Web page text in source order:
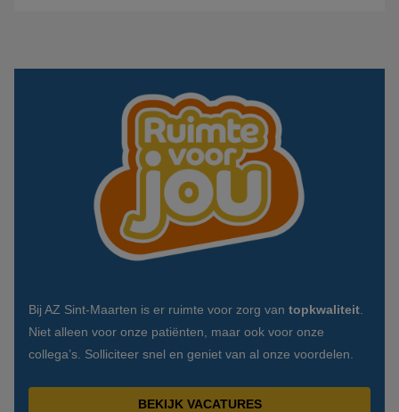
Bij AZ Sint-Maarten is er ruimte voor zorg van topkwaliteit.
Niet alleen voor onze patiënten, maar ook voor onze
collega’s. Solliciteer snel en geniet van al onze voordelen.
BEKIJK VACATURES